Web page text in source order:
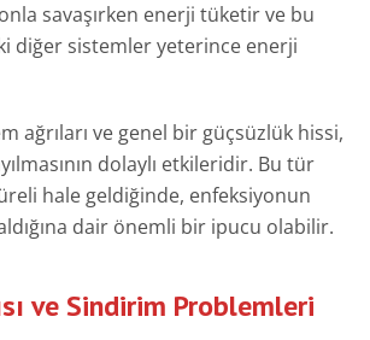
savaşırken enerji tüketir ve bu
diğer sistemler yeterince enerji
ağrıları ve genel bir güçsüzlük hissi,
dolaylı etkileridir. Bu tür
hale geldiğinde, enfeksiyonun
dair önemli bir ipucu olabilir.
ve Sindirim Problemleri